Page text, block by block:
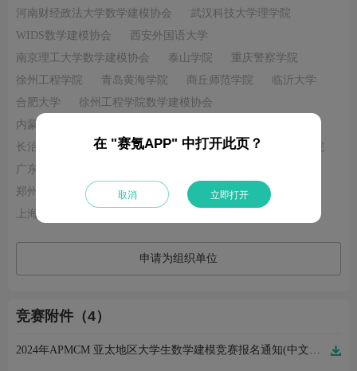
河南财经政法大学数学建模协会
武汉科技大学理学院
WIDS数学建模协会
西安外国语大学
南京理工大学数学建模协会
泰山学院
重庆警察学院
徐州工程学院
青岛黄海学院 商丘师范学院
临沂大学
合肥大学
徐州工程学院数学建模协会
内蒙古民族大学数学建模协会
长治医学院数学建模协会
山东理工大学电气与电子工程学院
广东技术师范大学
郑州大学数学建模协会
福建农林大学
赣南医科大学
上海外国语大学
申请为组织单位
竞赛附件（4）
2024年APMCM 亚太地区大学生数学建模竞赛报名通知(中文版）.pdf
在 "赛氪APP" 中打开此页？
取消 立即打开